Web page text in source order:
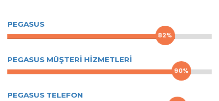
PEGASUS
82%
PEGASUS MÜŞTERI HIZMETLERI
90%
PEGASUS TELEFON